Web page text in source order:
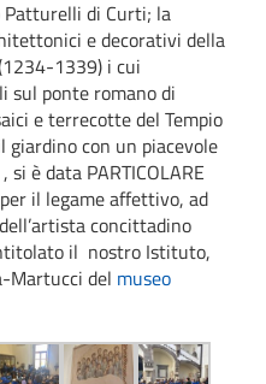
di Curti; la
e decorativi della
1339) i cui
sul ponte romano di
e terrecotte del Tempio
con un piacevole
è data PARTICOLARE
il legame affettivo, ad
concittadino
il nostro Istituto,
Martucci del museo